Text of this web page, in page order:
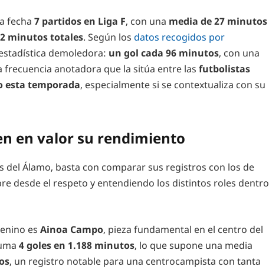
fecha 7 partidos en Liga F, con una media de 27 minutos
minutos totales. Según los datos recogidos por
demoledora: un gol cada 96 minutos, con una
frecuencia anotadora que la sitúa entre las futbolistas
esta temporada, especialmente si se contextualiza con su
en valor su rendimiento
del Álamo, basta con comparar sus registros con los de
desde el respeto y entendiendo los distintos roles dentro
es Ainoa Campo, pieza fundamental en el centro del
4 goles en 1.188 minutos, lo que supone una media
, un registro notable para una centrocampista con tanta